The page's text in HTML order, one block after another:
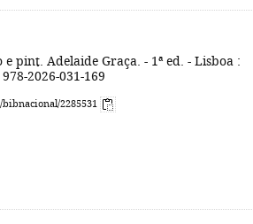
e pint. Adelaide Graça. - 1ª ed. - Lisboa :
2026-031-169
2285531